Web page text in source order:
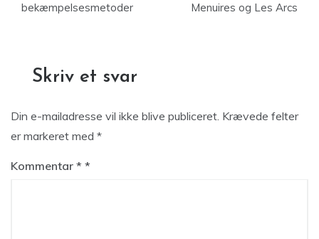
bekæmpelsesmetoder
Menuires og Les Arcs
Skriv et svar
Din e-mailadresse vil ikke blive publiceret. Krævede felter
er markeret med *
Kommentar *